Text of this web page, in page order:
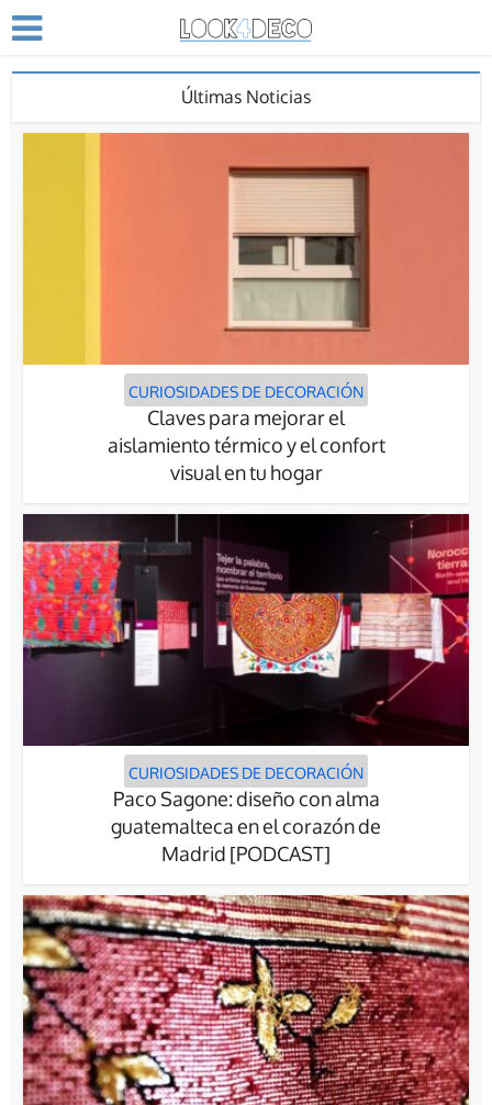
Últimas Noticias
CURIOSIDADES DE DECORACIÓN
Claves para mejorar el
aislamiento térmico y el confort
visual en tu hogar
CURIOSIDADES DE DECORACIÓN
Paco Sagone: diseño con alma
guatemalteca en el corazón de
Madrid [PODCAST]